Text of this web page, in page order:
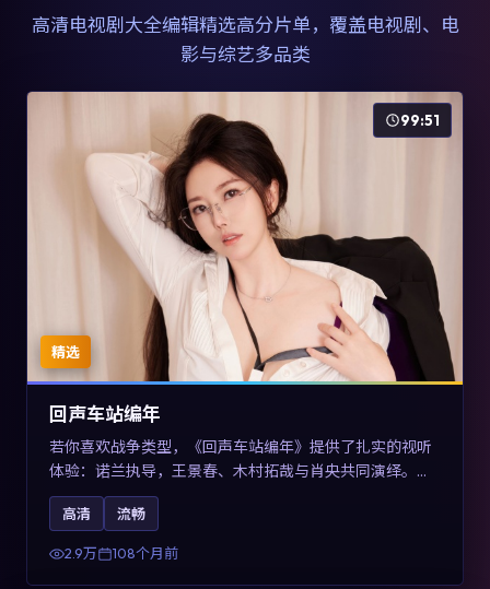
高清电视剧大全编辑精选高分片单，覆盖电视剧、电
影与综艺多品类
精选
99:51
回声车站编年
若你喜欢战争类型，《回声车站编年》提供了扎实的视听
体验：诺兰执导，王景春、木村拓哉与肖央共同演绎。影
片2017年于澳大利亚上映，内容用喜剧外壳包裹对现实规
则的温和反讽，关键词包含高清流畅、人物关系与情节反
转，适合检索「2017战争」「澳大利亚电影」的用户。
高清 流畅
2.9万 108个月前